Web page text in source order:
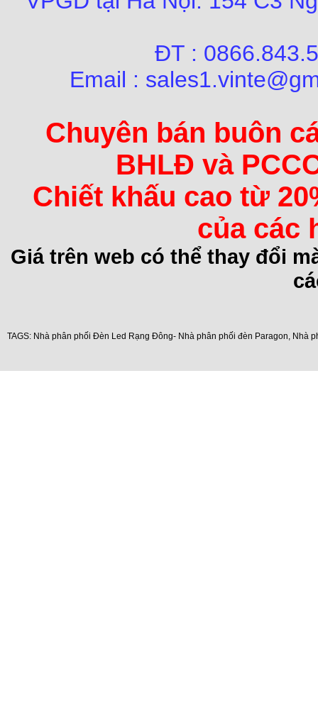
ĐT :
Email :
Chuyên bán buôn
BHLĐ và
Chiết khấu cao từ
của các
Giá trên web có thể thay đổi
TAGS: Nhà phân phối Đèn Led Rạng Đông- Nhà phân phối đèn Paragon, Nhà